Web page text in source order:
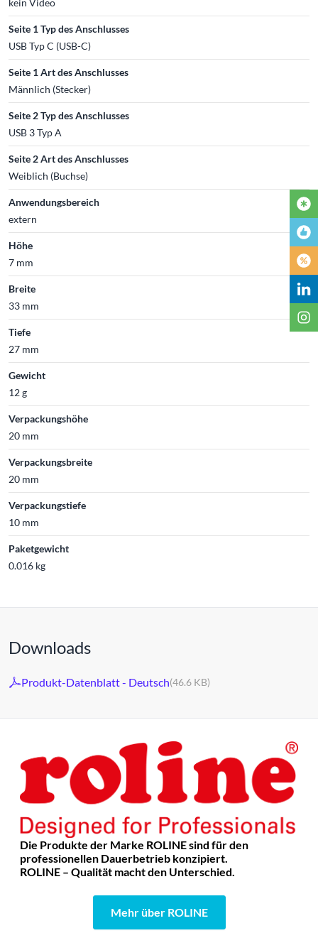
Seite 1 Typ des Anschlusses
USB Typ C (USB-C)
Seite 1 Art des Anschlusses
Männlich (Stecker)
Seite 2 Typ des Anschlusses
USB 3 Typ A
Seite 2 Art des Anschlusses
Weiblich (Buchse)
Anwendungsbereich
extern
Höhe
7 mm
Breite
33 mm
Tiefe
27 mm
Gewicht
12 g
Verpackungshöhe
20 mm
Verpackungsbreite
20 mm
Verpackungstiefe
10 mm
Paketgewicht
0.016 kg
Downloads
Produkt-Datenblatt - Deutsch(46.6 KB)
Die Produkte der Marke ROLINE sind für den
professionellen Dauerbetrieb konzipiert.
ROLINE – Qualität macht den Unterschied.
Mehr über ROLINE